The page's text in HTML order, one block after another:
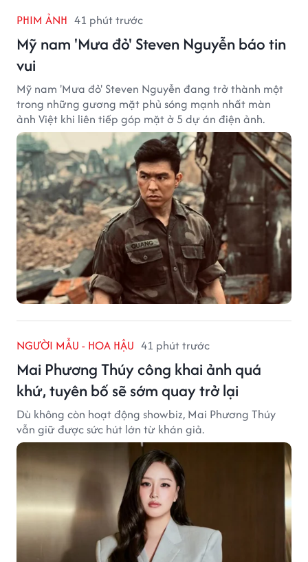
PHIM ẢNH 41 phút trước
Mỹ nam 'Mưa đỏ' Steven Nguyễn báo tin
vui
Mỹ nam 'Mưa đỏ' Steven Nguyễn đang trở thành một
trong những gương mặt phủ sóng mạnh nhất màn
ảnh Việt khi liên tiếp góp mặt ở 5 dự án điện ảnh.
NGƯỜI MẪU - HOA HẬU 41 phút trước
Mai Phương Thúy công khai ảnh quá
khứ, tuyên bố sẽ sớm quay trở lại
Dù không còn hoạt động showbiz, Mai Phương Thúy
vẫn giữ được sức hút lớn từ khán giả.